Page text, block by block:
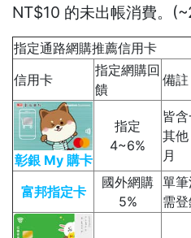
NT$10 的未出帳消費。
指定通路網購推薦信用卡
信用卡
指定網購回
饋
備註
彰銀 My 購卡
指定
4~6%
皆
其
月
富邦指定卡
國外網購
5%
單
需